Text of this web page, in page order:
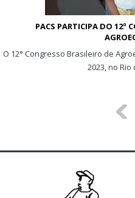
PACS PARTICIPA DO 12º
O 12° Congresso Brasileiro de
2023, no Rio
<